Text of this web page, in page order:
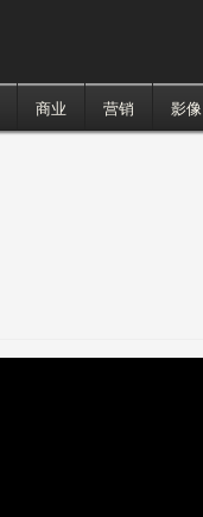
商业 营销 影像